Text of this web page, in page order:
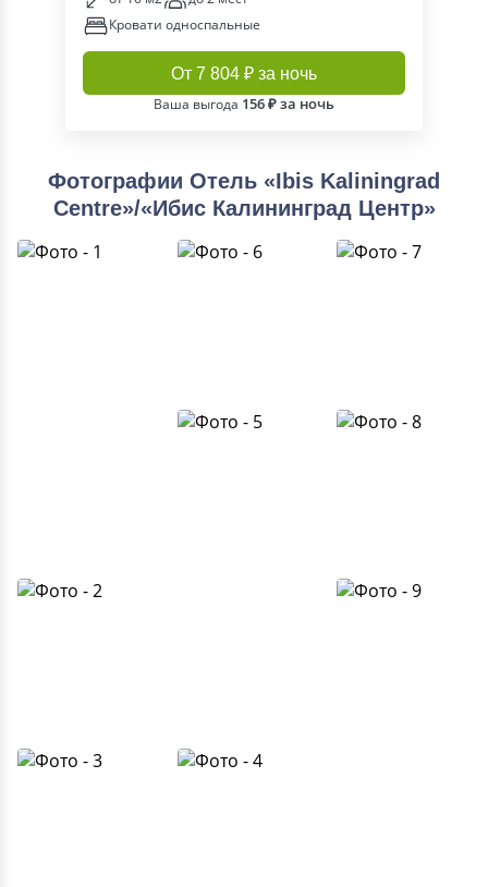
Кровати односпальные
От 7 804 ₽ за ночь
Ваша выгода 156 ₽ за ночь
Фотографии Отель «Ibis Kaliningrad
Centre»/«Ибис Калининград Центр»